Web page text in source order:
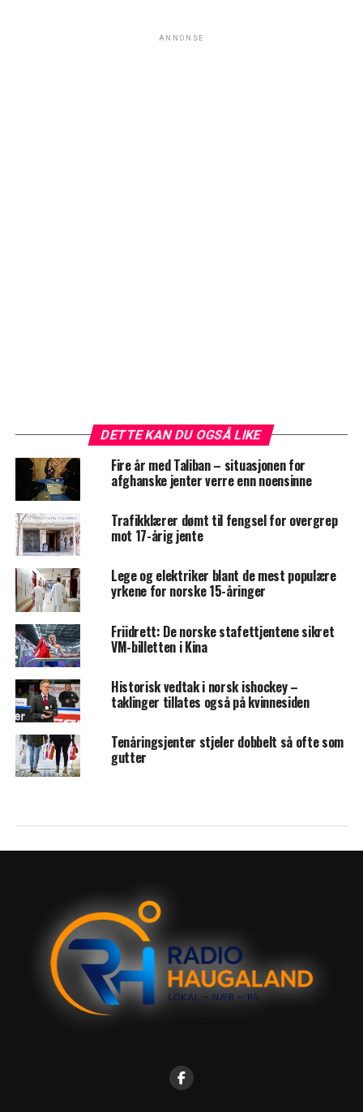
ANNONSE
DETTE KAN DU OGSÅ LIKE
Fire år med Taliban – situasjonen for
afghanske jenter verre enn noensinne
Trafikklærer dømt til fengsel for overgrep
mot 17-årig jente
Lege og elektriker blant de mest populære
yrkene for norske 15-åringer
Friidrett: De norske stafettjentene sikret
VM-billetten i Kina
Historisk vedtak i norsk ishockey –
taklinger tillates også på kvinnesiden
Tenåringsjenter stjeler dobbelt så ofte som
gutter